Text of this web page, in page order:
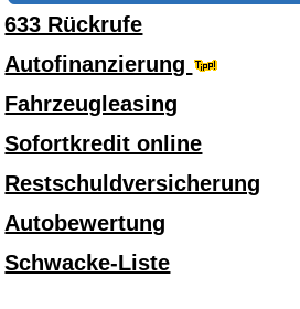
633 Rückrufe
Autofinanzierung
Fahrzeugleasing
Sofortkredit online
Restschuldversicherung
Autobewertung
Schwacke-Liste